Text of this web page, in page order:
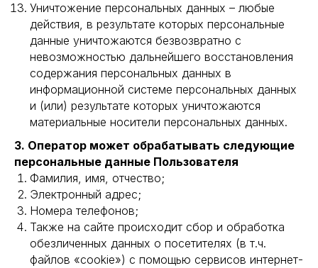
Уничтожение персональных данных – любые
действия, в результате которых персональные
данные уничтожаются безвозвратно с
невозможностью дальнейшего восстановления
содержания персональных данных в
информационной системе персональных данных
и (или) результате которых уничтожаются
материальные носители персональных данных.
3. Оператор может обрабатывать следующие
персональные данные Пользователя
Фамилия, имя, отчество;
Электронный адрес;
Номера телефонов;
Также на сайте происходит сбор и обработка
обезличенных данных о посетителях (в т.ч.
файлов «cookie») с помощью сервисов интернет-